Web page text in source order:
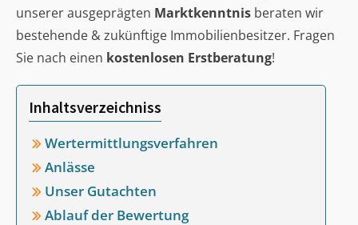
unserer ausgeprägten Marktkenntnis beraten wir
bestehende & zukünftige Immobilienbesitzer. Fragen
Sie nach einen kostenlosen Erstberatung!
Inhaltsverzeichniss
Wertermittlungsverfahren
Anlässe
Unser Gutachten
Ablauf der Bewertung